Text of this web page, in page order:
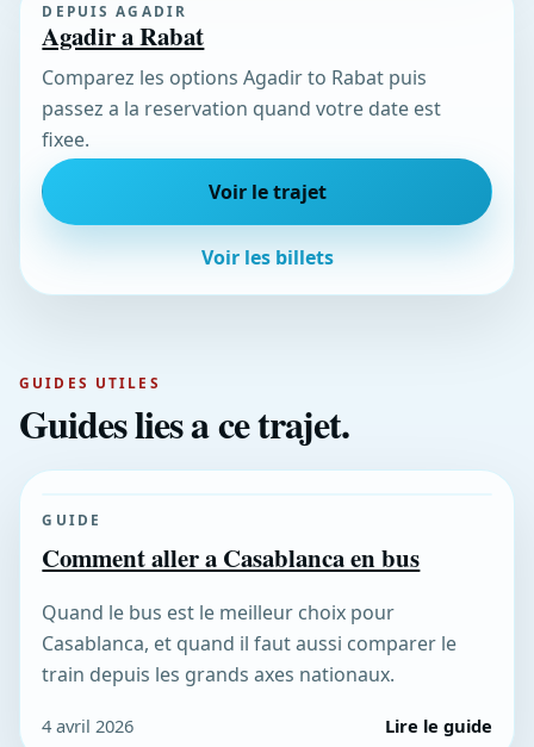
DEPUIS AGADIR
Agadir a Rabat
Comparez les options Agadir to Rabat puis
passez a la reservation quand votre date est
fixee.
Voir le trajet
Voir les billets
GUIDES UTILES
Guides lies a ce trajet.
GUIDE
Comment aller a Casablanca en bus
Quand le bus est le meilleur choix pour
Casablanca, et quand il faut aussi comparer le
train depuis les grands axes nationaux.
4 avril 2026 Lire le guide